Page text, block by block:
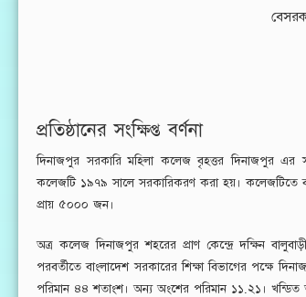
প্রতিষ্ঠানের সংক্ষিপ্ত বর্ণনা
দিনাজপুর সরকারি মহিলা কলেজ বৃহত্তর দিনাজপুর এর
কলেজটি ১৯৭৯ সালে সরকারিকরণ করা হয়। কলেজটিতে
প্রায় ৫০০০ জন।
অত্র কলেজ দিনাজপুর শহরের প্রাণ কেন্দ্রে দক্ষিন
পরবর্তীতে বাংলাদেশ সরকারের শিক্ষা বিভাগের পক্ষে
পরিমান ৪৪ শতাংশ। অন্য অংশের পরিমান ১১.২১। খন্ডিত